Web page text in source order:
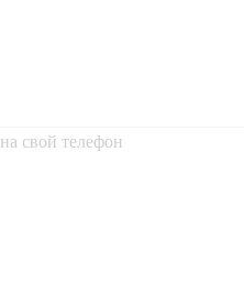
свой телефон